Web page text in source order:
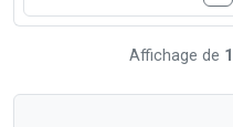
Affichage de 1